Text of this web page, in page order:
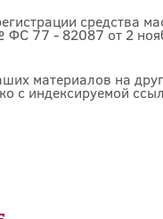
средства
77 - 82087 от 2
материалов на
с индексируемой